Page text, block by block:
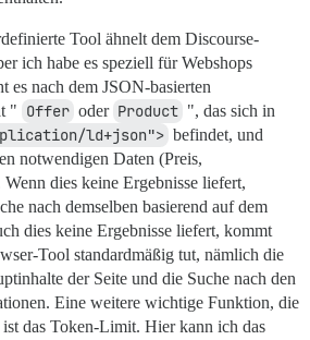
Tool ähnelt dem Discourse-
ich habe es speziell für Webshops
es nach dem JSON-basierten
" Offer oder Product ", das sich in
ld+json"> befindet, und
notwendigen Daten (Preis,
dies keine Ergebnisse liefert,
nach demselben basierend auf dem
dies keine Ergebnisse liefert, kommt
Tool standardmäßig tut, nämlich die
der Seite und die Suche nach den
Eine weitere wichtige Funktion, die
das Token-Limit. Hier kann ich das